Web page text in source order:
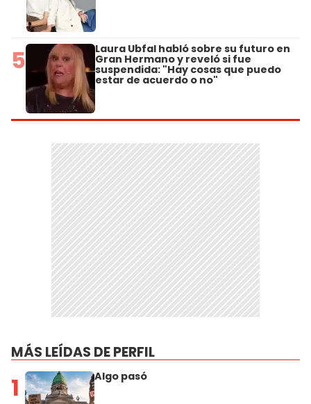
5 Laura Ubfal habló sobre su futuro en
Gran Hermano y reveló si fue
suspendida: "Hay cosas que puedo
estar de acuerdo o no"
MÁS LEÍDAS DE PERFIL
1 Algo pasó